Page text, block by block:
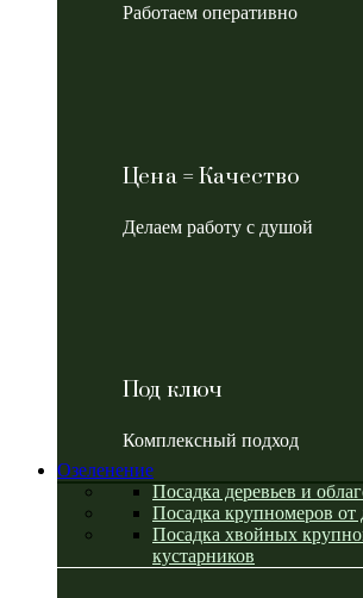
Работаем оперативно
Цена = Качество
Делаем работу с душой
Под ключ
Комплексный подход
Озеленение
Посадка деревьев и
Посадка крупномеров от
Посадка хвойных
кустарников